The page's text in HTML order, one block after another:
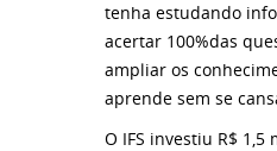
tenha estudando
acertar 100%das
ampliar os
aprende sem se
O IFS investiu R$